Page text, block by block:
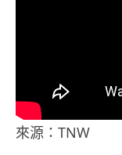
來源：TNW